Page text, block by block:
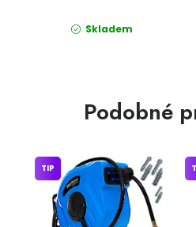
Skladem
Podobné
TIP